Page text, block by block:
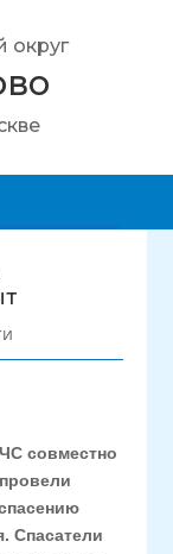
округ
совместно
Спасатели